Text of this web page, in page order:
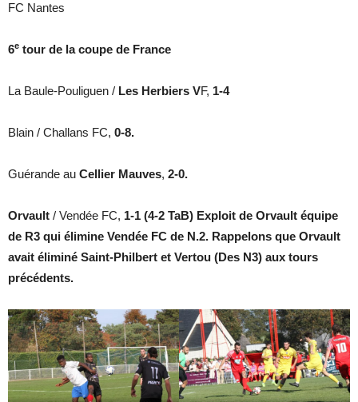
FC Nantes
6e tour de la coupe de France
La Baule-Pouliguen / Les Herbiers VF, 1-4
Blain / Challans FC, 0-8.
Guérande au Cellier Mauves, 2-0.
Orvault / Vendée FC, 1-1 (4-2 TaB) Exploit de Orvault équipe
de R3 qui élimine Vendée FC de N.2. Rappelons que Orvault
avait éliminé Saint-Philbert et Vertou (Des N3) aux tours
précédents.